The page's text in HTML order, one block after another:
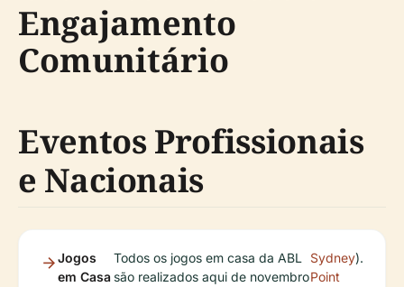
Engajamento
Comunitário
Eventos Profissionais
e Nacionais
Jogos
em Casa
Todos os jogos em casa da ABL
são realizados aqui de novembro
Sydney
Point
).